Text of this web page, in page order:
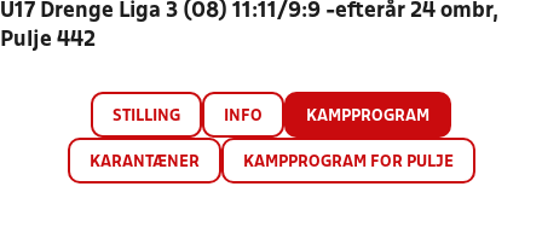
U17 Drenge Liga 3 (08) 11:11/9:9 -efterår 24 ombr,
Pulje 442
STILLING INFO KAMPPROGRAM
KARANTÆNER KAMPPROGRAM FOR PULJE